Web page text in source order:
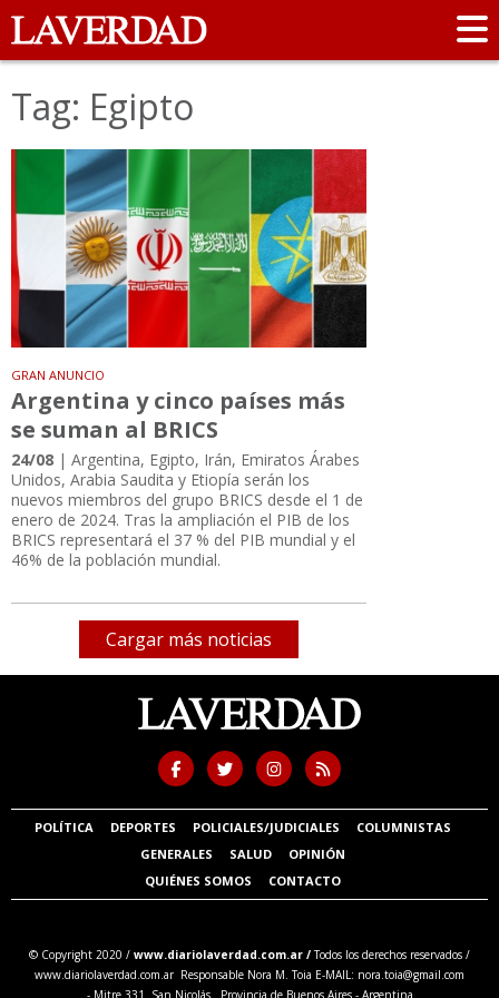
Tag: Egipto
GRAN ANUNCIO
Argentina y cinco países más
se suman al BRICS
24/08 | Argentina, Egipto, Irán, Emiratos Árabes
Unidos, Arabia Saudita y Etiopía serán los
nuevos miembros del grupo BRICS desde el 1 de
enero de 2024. Tras la ampliación el PIB de los
BRICS representará el 37 % del PIB mundial y el
46% de la población mundial.
Cargar más noticias
POLÍTICA DEPORTES POLICIALES/JUDICIALES
COLUMNISTAS
GENERALES
SALUD
OPINIÓN
QUIÉNES SOMOS
CONTACTO
© Copyright 2020 / www.diariolaverdad.com.ar /Todos los derechos reservados /
www.diariolaverdad.com.ar Responsable Nora M. Toia E-MAIL: nora.toia@gmail.com
- Mitre 331. San Nicolás. Provincia de Buenos Aires - Argentina